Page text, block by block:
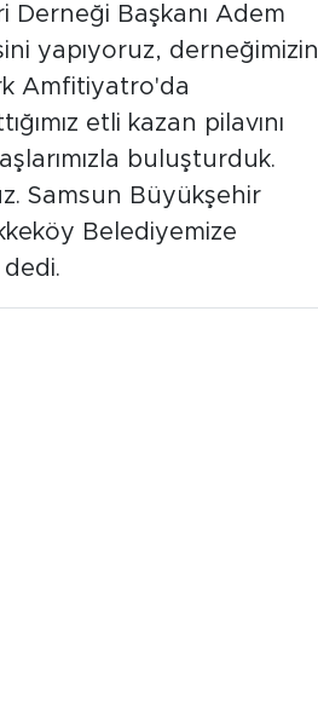
Derneği Başkanı Adem
yapıyoruz, derneğimizin
Amfitiyatro'da
etli kazan pilavını
buluşturduk.
Samsun Büyükşehir
Belediyemize